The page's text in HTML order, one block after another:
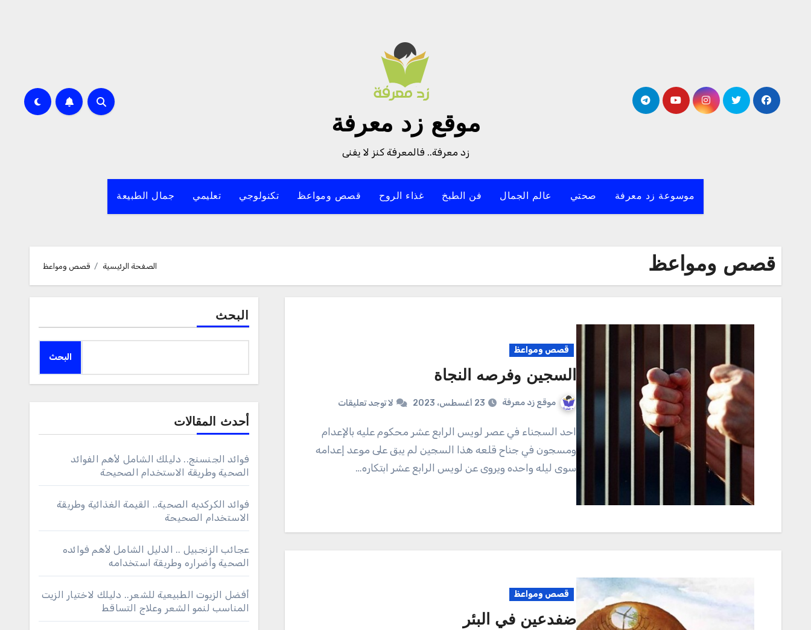
موقع زد معرفة
زد معرفة.. فالمعرفة كنز لا يفنى
موسوعة زد معرفة صحتي عالم الجمال فن الطبخ غذاء الروح قصص ومواعظ تكنولوجي تعليمي جمال الطبيعة
قصص ومواعظ الصفحة الرئيسية قصص ومواعظ
قصص ومواعظ
السجين وفرصه النجاة
موقع زد معرفة 23 أغسطس، 2023 لا توجد تعليقات
احد السجناء في عصر لويس الرابع عشر محكوم عليه بالإعدام
ومسجون في جناح قلعه هذا السجين لم يبق على موعد إعدامه
سوى ليله واحده ويروى عن لويس الرابع عشر ابتكاره…
قصص ومواعظ
ضفدعين في البئر
البحث
البحث
أحدث المقالات
فوائد الجنسنج.. دليلك الشامل لأهم الفوائد
الصحية وطريقة الاستخدام الصحيحة
فوائد الكركديه الصحية.. القيمة الغذائية وطريقة
الاستخدام الصحيحة
عجائب الزنجبيل .. الدليل الشامل لأهم فوائده
الصحية وأضراره وطريقة استخدامه
أفضل الزيوت الطبيعية للشعر.. دليلك لاختيار الزيت
المناسب لنمو الشعر وعلاج التساقط